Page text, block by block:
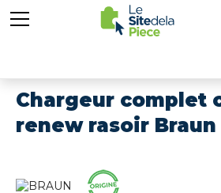
Chargeur complet
renew rasoir Braun